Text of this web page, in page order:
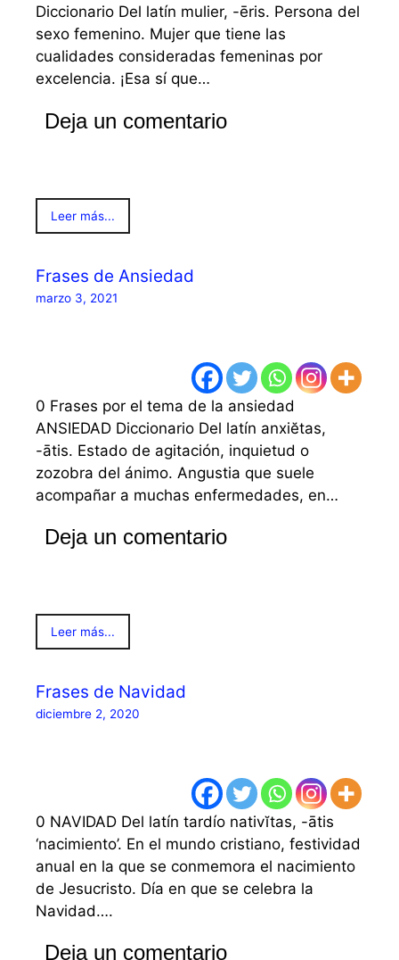
Diccionario Del latín mulier, -ēris. Persona del
sexo femenino. Mujer que tiene las
cualidades consideradas femeninas por
excelencia. ¡Esa sí que…
Deja un comentario
Leer más...
Frases de Ansiedad
marzo 3, 2021
0 Frases por el tema de la ansiedad
ANSIEDAD Diccionario Del latín anxiĕtas,
-ātis. Estado de agitación, inquietud o
zozobra del ánimo. Angustia que suele
acompañar a muchas enfermedades, en…
Deja un comentario
Leer más...
Frases de Navidad
diciembre 2, 2020
0 NAVIDAD Del latín tardío nativĭtas, -ātis
‘nacimiento’. En el mundo cristiano, festividad
anual en la que se conmemora el nacimiento
de Jesucristo. Día en que se celebra la
Navidad….
Deja un comentario